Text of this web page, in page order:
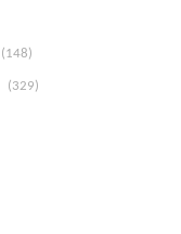
(148)
(329)